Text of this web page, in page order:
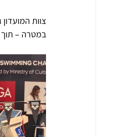
צוות
במטרה – תוך